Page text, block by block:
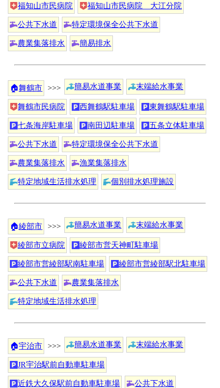
福知山市民病院 福知山市民病院 大江分院
公共下水道 特定環境保全公共下水道
農業集落排水 簡易排水
🏠舞鶴市 >>> 簡易水道事業 末端給水事業
舞鶴市民病院 西舞鶴駅駐車場 東舞鶴駅駐車場
七条海岸駐車場 南田辺駐車場 五条立体駐車場
公共下水道 特定環境保全公共下水道
農業集落排水 漁業集落排水
特定地域生活排水処理 個別排水処理施設
🏠綾部市 >>> 簡易水道事業 末端給水事業
綾部市立病院 綾部市営天神町駐車場
綾部市営綾部駅南駐車場 綾部市営綾部駅北駐車場
公共下水道 農業集落排水
特定地域生活排水処理
🏠宇治市 >>> 簡易水道事業 末端給水事業
JR宇治駅前自動車駐車場
近鉄大久保駅前自動車駐車場 公共下水道